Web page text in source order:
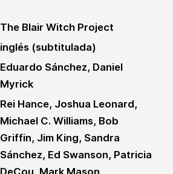
The Blair Witch Project
inglés (subtitulada)
Eduardo Sánchez, Daniel
Myrick
Rei Hance, Joshua Leonard,
Michael C. Williams, Bob
Griffin, Jim King, Sandra
Sánchez, Ed Swanson, Patricia
DeCou, Mark Mason